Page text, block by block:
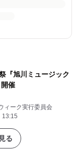
『旭川ミュージック
催
ィーク実行委員会
13:15
る